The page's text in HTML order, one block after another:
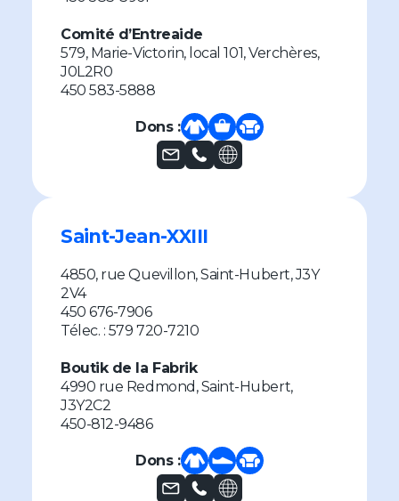
Comité d’Entreaide
579, Marie-Victorin, local 101, Verchères,
J0L2R0
450 583-5888
Dons :
Saint-Jean-XXIII
4850, rue Quevillon, Saint-Hubert, J3Y
2V4
450 676-7906
Télec. : 579 720-7210
Boutik de la Fabrik
4990 rue Redmond, Saint-Hubert,
J3Y2C2
450-812-9486
Dons :